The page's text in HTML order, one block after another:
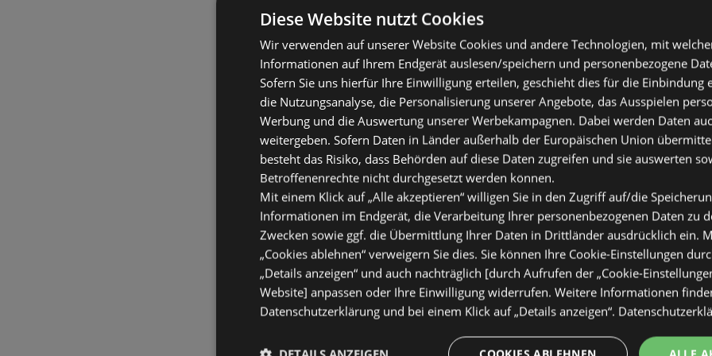
Diese Website nutzt Cookies
Wir verwenden auf unserer Website Cookies und andere Technologien, mit
Informationen auf Ihrem Endgerät auslesen/speichern und personenbezogene
Sofern Sie uns hierfür Ihre Einwilligung erteilen, geschieht dies für die Einbindung
die Nutzungsanalyse, die Personalisierung unserer Angebote, das Ausspielen
Werbung und die Auswertung unserer Werbekampagnen. Dabei werden Daten
weitergeben. Sofern Daten in Länder außerhalb der Europäischen Union
besteht das Risiko, dass Behörden auf diese Daten zugreifen und sie auswerten
Betroffenenrechte nicht durchgesetzt werden können.
Mit einem Klick auf „Alle akzeptieren“ willigen Sie in den Zugriff auf/die
Informationen im Endgerät, die Verarbeitung Ihrer personenbezogenen Daten zu
Zwecken sowie ggf. die Übermittlung Ihrer Daten in Drittländer ausdrücklich ein.
„Cookies ablehnen“ verweigern Sie dies. Sie können Ihre Cookie-Einstellungen
„Details anzeigen“ und auch nachträglich [durch Aufrufen der „Cookie-
Website] anpassen oder Ihre Einwilligung widerrufen. Weitere Informationen
Datenschutzerklärung und bei einem Klick auf „Details anzeigen“.